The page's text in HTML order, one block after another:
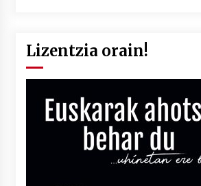
Lizentzia orain!